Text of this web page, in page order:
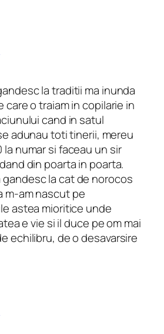
la traditii ma inunda
care o traiam in copilarie in
cand in satul
adunau toti tinerii, mereu
numar si faceau un sir
din poarta in poarta.
gandesc la cat de norocos
m-am nascut pe
astea mioritice unde
e vie si il duce pe om mai
echilibru, de o desavarsire